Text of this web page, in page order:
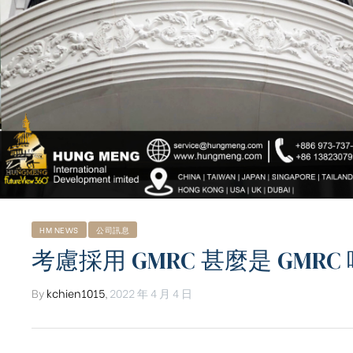
HM NEWS 公司訊息
考慮採用 GMRC 甚麼是 GMRC
Bykchien1015,2022 年 4 月 4 日